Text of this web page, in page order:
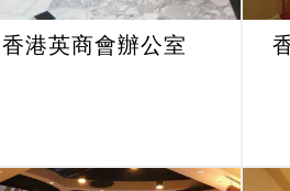
香港英商會辦公室